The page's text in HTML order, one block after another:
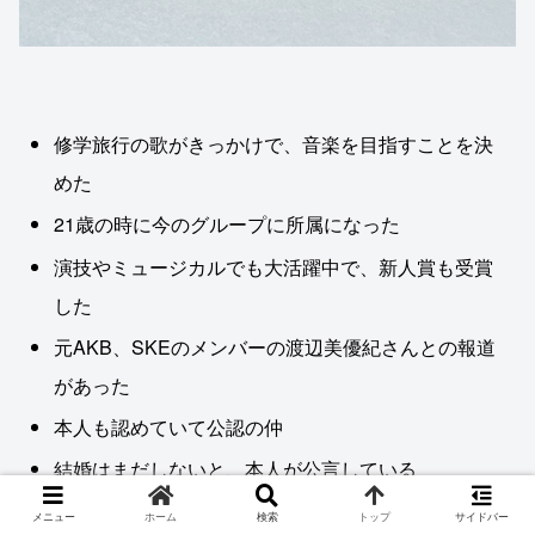
修学旅行の歌がきっかけで、音楽を目指すことを決
めた
21歳の時に今のグループに所属になった
演技やミュージカルでも大活躍中で、新人賞も受賞
した
元AKB、SKEのメンバーの渡辺美優紀さんとの報道
があった
本人も認めていて公認の仲
結婚はまだしないと、本人が公言している
メニュー ホーム 検索 トップ サイドバー